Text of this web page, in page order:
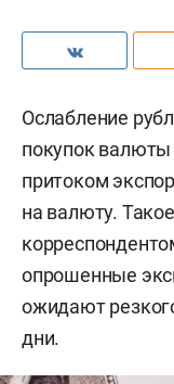
Ослабление
покупок
притоком
на валюту.
опрошенные
ожидают
дни.